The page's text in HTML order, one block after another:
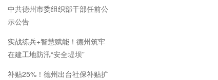
中共德州市委组织部干部任前公
示公告
实战练兵+智慧赋能！德州筑牢
在建工地防汛“安全堤坝”
补贴25%！德州出台社保补贴扩